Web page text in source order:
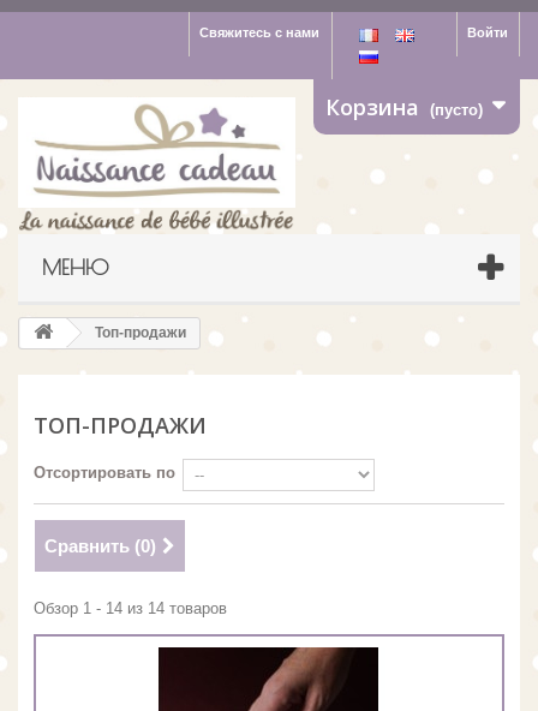
Войти
Свяжитесь с нами
Корзина (пусто)
МЕНЮ
Топ-продажи
ТОП-ПРОДАЖИ
Отсортировать по
Сравнить (0)
Обзор 1 - 14 из 14 товаров